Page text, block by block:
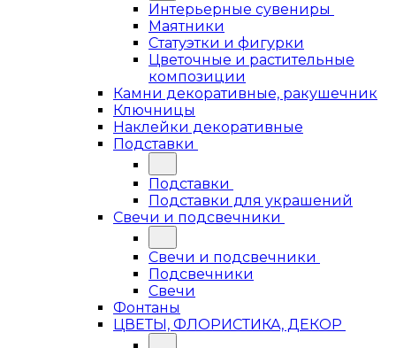
Интерьерные сувениры
Маятники
Статуэтки и фигурки
Цветочные и растительные
композиции
Камни декоративные, ракушечник
Ключницы
Наклейки декоративные
Подставки
Подставки
Подставки для украшений
Свечи и подсвечники
Свечи и подсвечники
Подсвечники
Свечи
Фонтаны
ЦВЕТЫ, ФЛОРИСТИКА, ДЕКОР